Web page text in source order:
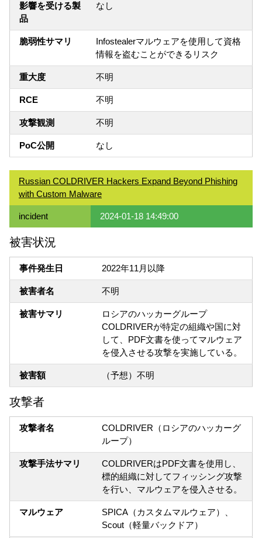
影響を受ける製
品
なし
脆弱性サマリ
Infostealerマルウェアを使用して資格
情報を盗むことができるリスク
重大度 不明
RCE 不明
攻撃観測 不明
PoC公開 なし
Russian COLDRIVER Hackers Expand Beyond Phishing
with Custom Malware
incident 2024-01-18 14:49:00
被害状況
事件発生日 2022年11月以降
被害者名 不明
被害サマリ
ロシアのハッカーグループ
COLDRIVERが特定の組織や国に対
して、PDF文書を使ってマルウェア
を侵入させる攻撃を実施している。
被害額 （予想）不明
攻撃者
攻撃者名
COLDRIVER（ロシアのハッカーグ
ループ）
攻撃手法サマリ
COLDRIVERはPDF文書を使用し、
標的組織に対してフィッシング攻撃
を行い、マルウェアを侵入させる。
マルウェア
SPICA（カスタムマルウェア）、
Scout（軽量バックドア）